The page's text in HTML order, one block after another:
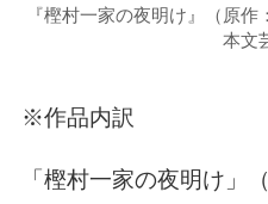
『樫村一家の夜明け』（原
本文
※作品内訳
「樫村一家の夜明け」